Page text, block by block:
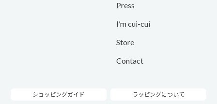
Press
I’m cui-cui
Store
Contact
ショッピングガイド ラッピングについて